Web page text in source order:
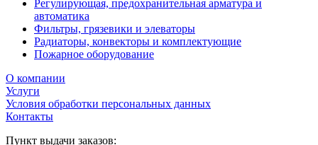
Регулирующая, предохранительная арматура и
автоматика
Фильтры, грязевики и элеваторы
Радиаторы, конвекторы и комплектующие
Пожарное оборудование
О компании
Услуги
Условия обработки персональных данных
Контакты
Пункт выдачи заказов: